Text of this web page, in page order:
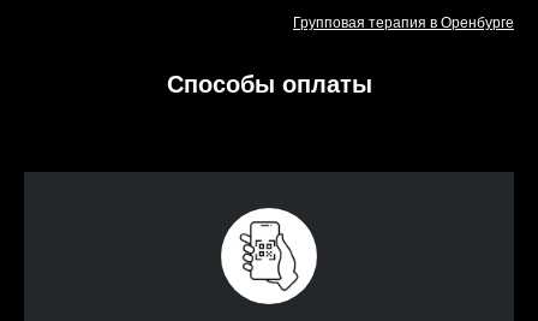
Групповая терапия в Оренбурге
Способы оплаты